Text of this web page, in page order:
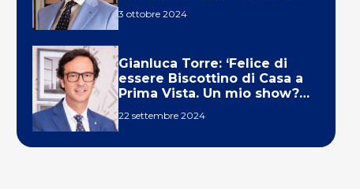
3 ottobre 2024
Gianluca Torre: ‘Felice di
essere Biscottino di Casa a
Prima Vista. Un mio show?
22 settembre 2024